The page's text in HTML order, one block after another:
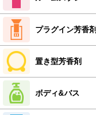
プラグイン芳香剤
置き型芳香剤
ボディ&バス